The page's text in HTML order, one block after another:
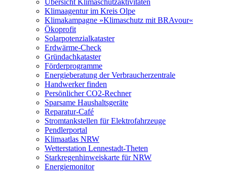
Übersicht Klimaschutzaktivitäten
Klimaagentur im Kreis Olpe
Klimakampagne »Klimaschutz mit BRAvour«
Ökoprofit
Solarpotenzialkataster
Erdwärme-Check
Gründachkataster
Förderprogramme
Energieberatung der Verbraucherzentrale
Handwerker finden
Persönlicher CO2-Rechner
Sparsame Haushaltsgeräte
Reparatur-Café
Stromtankstellen für Elektrofahrzeuge
Pendlerportal
Klimaatlas NRW
Wetterstation Lennestadt-Theten
Starkregenhinweiskarte für NRW
Energiemonitor